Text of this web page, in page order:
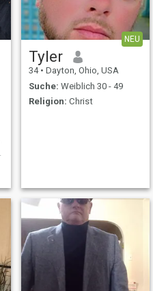
NEU
Tyler
34 • Dayton, Ohio, USA
Suche: Weiblich 30 - 49
Religion: Christ